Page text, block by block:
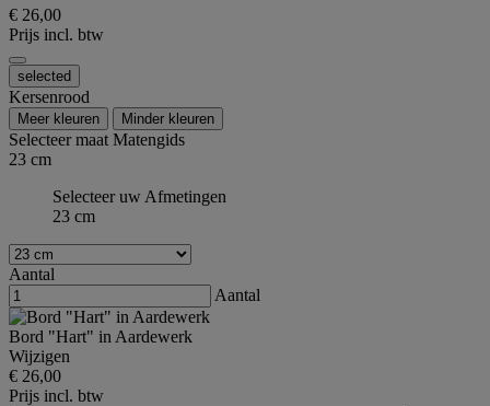
€ 26,00
Prijs incl. btw
selected
Kersenrood
Meer kleuren Minder kleuren
Selecteer maatMatengids
23 cm
Selecteer uw Afmetingen
23 cm
Aantal
Aantal
Bord "Hart" in Aardewerk
Wijzigen
€ 26,00
Prijs incl. btw